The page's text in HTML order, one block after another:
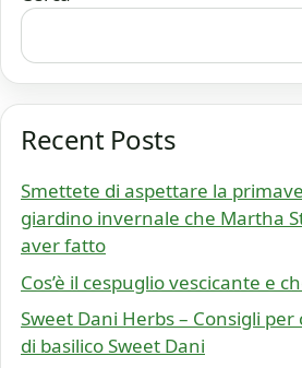
Recent Posts
Smettete di aspettare la
giardino invernale che Martha
aver fatto
Cos’è il cespuglio vescicante e
Sweet Dani Herbs – Consigli
di basilico Sweet Dani